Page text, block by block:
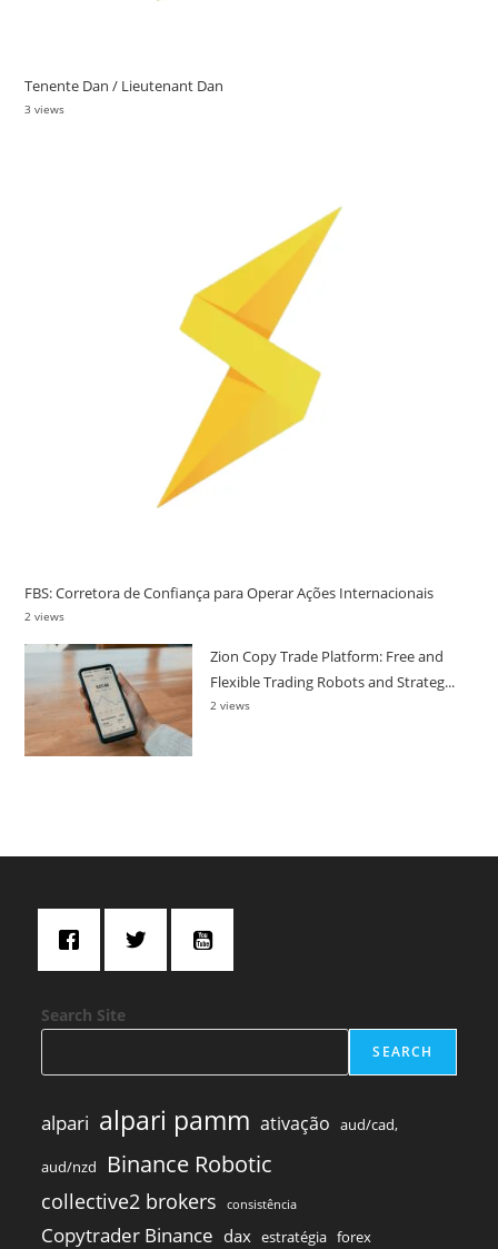
Tenente Dan / Lieutenant Dan
3 views
FBS: Corretora de Confiança para Operar Ações Internacionais
2 views
Zion Copy Trade Platform: Free and
Flexible Trading Robots and Strateg...
2 views
Search Site
SEARCH
alpari alpari pamm ativação aud/cad,
aud/nzd Binance Robotic
collective2 brokers consistência
Copytrader Binance dax estratégia forex